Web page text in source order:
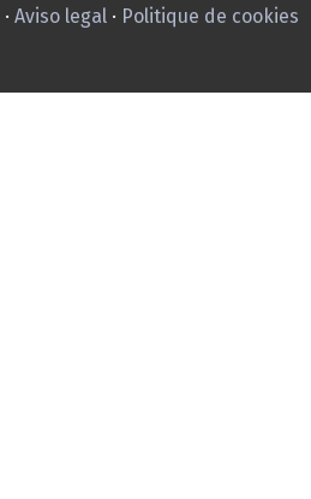
· Aviso legal · Politique de cookies